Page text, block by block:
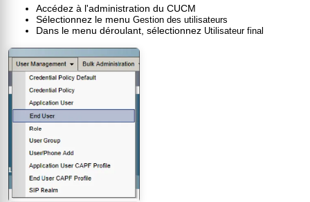
Accédez à l'administration du CUCM
Sélectionnez le menuGestion des utilisateurs
Dans le menu déroulant, sélectionnez Utilisateur final